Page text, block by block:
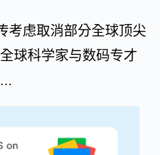
考虑取消部分全球顶尖
球科学家与数码专才